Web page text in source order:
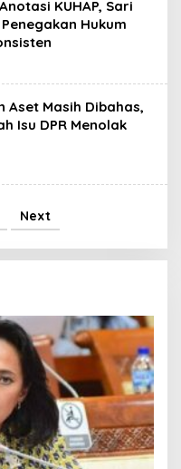
KUHAP, Sari
Hukum
Aset Masih Dibahas,
Isu DPR Menolak
Next